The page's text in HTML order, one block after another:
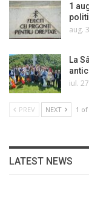
1
aug.
La
iul.
PREV NEXT 1 of
LATEST NEWS